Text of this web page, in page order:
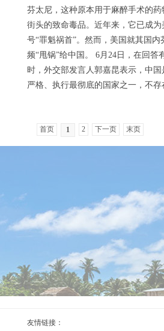
芬太尼，这种原本用于麻醉手术的药
街头的致命毒品。近年来，它已成
号“罪魁祸首”。然而，美国就其国内
频“甩锅”给中国。 6月24日，在回答
时，外交部发言人郭嘉昆表示，中
严格、执行最彻底的国家之一，不存
首页 1 2 下一页 末页
友情链接：